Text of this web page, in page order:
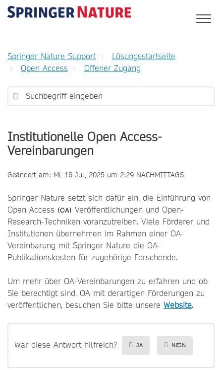
Springer Nature Support
Lösungsstartseite
Open Access
Offener Zugang
Institutionelle Open Access-
Vereinbarungen
Geändert am: Mi, 16 Jul, 2025 um 2:29 NACHMITTAGS
Springer Nature setzt sich dafür ein, die Einführung von
Open Access (OA) Veröffentlichungen und Open-
Research-Techniken voranzutreiben. Viele Förderer und
Institutionen übernehmen im Rahmen einer OA-
Vereinbarung mit Springer Nature die OA-
Publikationskosten für zugehörige Forschende.
Um mehr über OA-Vereinbarungen zu erfahren und ob
Sie berechtigt sind, OA mit derartigen Förderungen zu
veröffentlichen, besuchen Sie bitte unsere Website.
War diese Antwort hilfreich? JA NEIN